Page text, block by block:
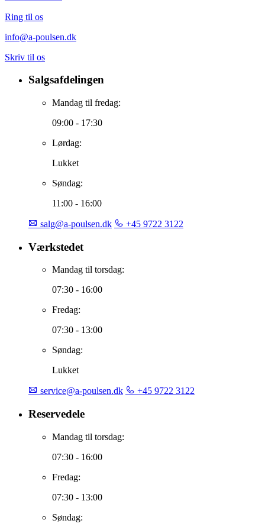
+45 9722 3122
Ring til os
info@a-poulsen.dk
Skriv til os
Salgsafdelingen
Mandag til fredag:
09:00 - 17:30
Lørdag:
Lukket
Søndag:
11:00 - 16:00
salg@a-poulsen.dk
Værkstedet
Mandag til torsdag:
07:30 - 16:00
Fredag:
07:30 - 13:00
Søndag:
Lukket
service@a-poulsen.dk
Reservedele
Mandag til torsdag:
07:30 - 16:00
Fredag:
07:30 - 13:00